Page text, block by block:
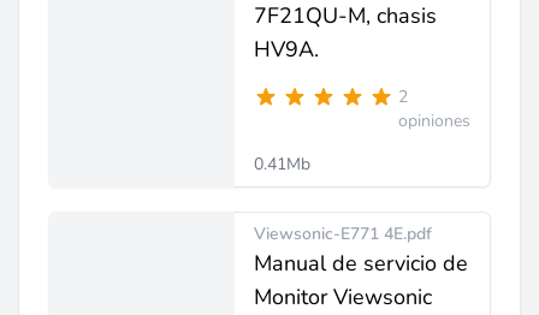
7F21QU-M, chasis
HV9A.
2
opiniones
0.41Mb
Viewsonic-E771 4E.pdf
Manual de servicio de
Monitor Viewsonic